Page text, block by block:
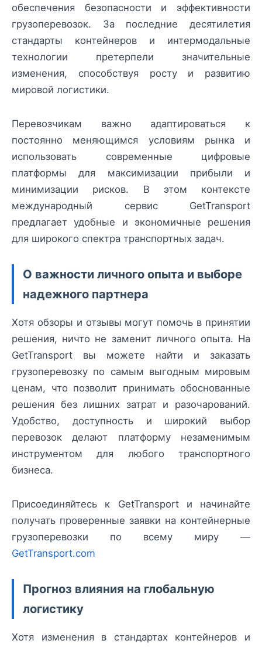
обеспечения безопасности и эффективности
грузоперевозок. За последние десятилетия
стандарты контейнеров и интермодальные
технологии претерпели значительные
изменения, способствуя росту и развитию
мировой логистики.
Перевозчикам важно адаптироваться к
постоянно меняющимся условиям рынка и
использовать современные цифровые
платформы для максимизации прибыли и
минимизации рисков. В этом контексте
международный сервис GetTransport
предлагает удобные и экономичные решения
для широкого спектра транспортных задач.
О важности личного опыта и выборе
надежного партнера
Хотя обзоры и отзывы могут помочь в принятии
решения, ничто не заменит личного опыта. На
GetTransport вы можете найти и заказать
грузоперевозку по самым выгодным мировым
ценам, что позволит принимать обоснованные
решения без лишних затрат и разочарований.
Удобство, доступность и широкий выбор
перевозок делают платформу незаменимым
инструментом для любого транспортного
бизнеса.
Присоединяйтесь к GetTransport и начинайте
получать проверенные заявки на контейнерные
грузоперевозки по всему миру —
GetTransport.com
Прогноз влияния на глобальную
логистику
Хотя изменения в стандартах контейнеров и